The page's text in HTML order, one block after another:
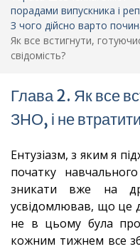
порадами випускника і
З чого дійсно варто
Як все встигнути,
свідомість?
Глава 2. Як все
ЗНО, і не
Ентузіазм, з яким я
початку
зникати вже на
усвідомлював, що це
не в цьому була
кожним тижнем все